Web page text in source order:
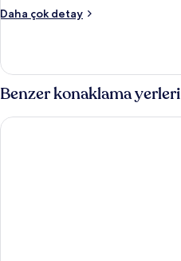
Daha çok detay
Oda
detay
Benzer konaklama yerleri
Grace Patong Hotel